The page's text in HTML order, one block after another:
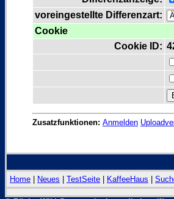
voreingestellte Differenzart:
Cookie
Cookie ID:
Zusatzfunktionen: Anmelden
Home Neues TestSeite KaffeeHaus